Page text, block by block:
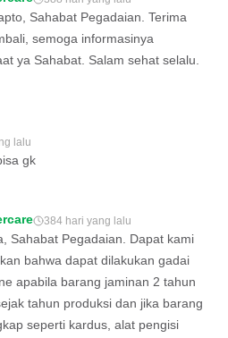
Sahabat Pegadaian. Terima
semoga informasinya
ya Sahabat. Salam sehat selalu.
lalu
gk
384 hari yang lalu
Sahabat Pegadaian. Dapat kami
bahwa dapat dilakukan gadai
apabila barang jaminan 2 tahun
tahun produksi dan jika barang
seperti kardus, alat pengisi